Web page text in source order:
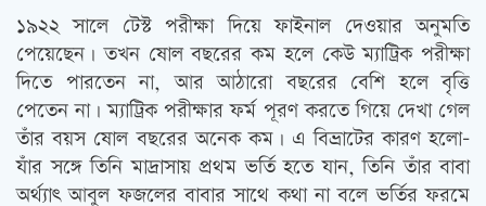
১৯২২ সালে টেস্ট পরীক্ষা দিয়ে ফাইনাল দেওয়ার অনুমতি
পেয়েছেন। তখন ষোল বছরের কম হলে কেউ ম্যাট্রিক পরীক্ষা
দিতে পারতেন না, আর আঠারো বছরের বেশি হলে বৃত্তি
পেতেন না। ম্যাট্রিক পরীক্ষার ফর্ম পূরণ করতে গিয়ে দেখা গেল
তাঁর বয়স ষোল বছরের অনেক কম। এ বিভ্রাটের কারণ হলো-
যাঁর সঙ্গে তিনি মাদ্রাসায় প্রথম ভর্তি হতে যান, তিনি তাঁর বাবা
অর্থ্যাৎ আবুল ফজলের বাবার সাথে কথা না বলে ভর্তির ফরমে